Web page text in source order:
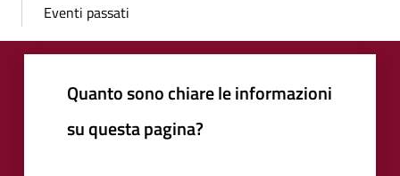
Eventi passati
Quanto sono chiare le informazioni
su questa pagina?